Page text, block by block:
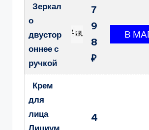
Зеркал
о
двустор
оннее с
ручкой
7
9
8
₽
Крем
для
лица
Лициум
4